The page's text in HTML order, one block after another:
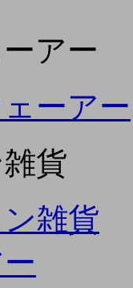
アー
ーアー
貨
雑貨